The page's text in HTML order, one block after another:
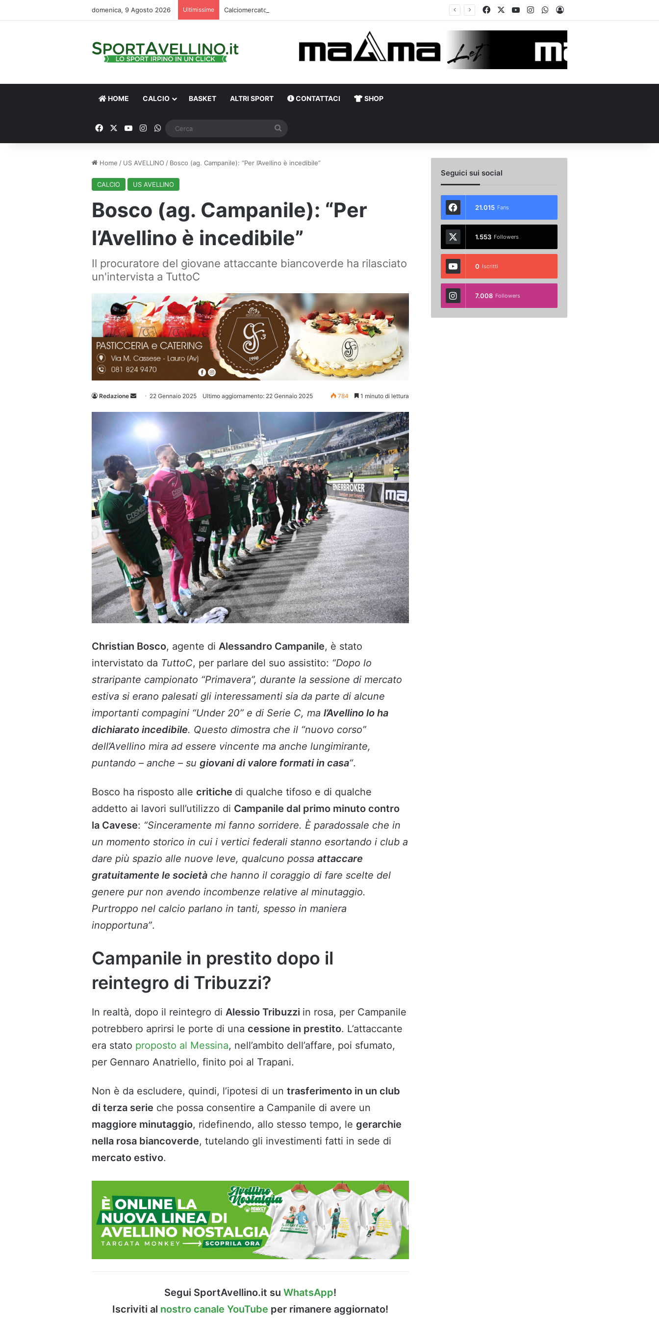
domenica, 9 Agosto 2026 Ultimissime FacebookYou TubeInstagramWhatsApp
Accedi
HOME CALCIO BASKET ALTRI SPORT CONTATTACI SHOP
FacebookYou TubeInstagram
WhatsApp
Home / US AVELLINO / Bosco (ag. Campanile): “Per l’Avellino è incedibile”
CALCIO US AVELLINO
Bosco (ag. Campanile): “Per
l’Avellino è incedibile”
Il procuratore del giovane attaccante biancoverde ha rilasciato
un'intervista a TuttoC
Redazione
Invia 22 Gennaio 2025 Ultimo aggiornamento: 22 Gennaio 2025 784 1 minuto di lettura
Christian Bosco, agente di Alessandro Campanile, è stato
intervistato da TuttoC, per parlare del suo assistito: “Dopo lo
straripante campionato “Primavera”, durante la sessione di mercato
estiva si erano palesati gli interessamenti sia da parte di alcune
importanti compagini “Under 20” e di Serie C, ma l’Avellino lo ha
dichiarato incedibile. Questo dimostra che il “nuovo corso”
dell’Avellino mira ad essere vincente ma anche lungimirante,
puntando – anche – su giovani di valore formati in casa“.
Bosco ha risposto alle critiche di qualche tifoso e di qualche
addetto ai lavori sull’utilizzo di Campanile dal primo minuto contro
la Cavese: “Sinceramente mi fanno sorridere. È paradossale che in
un momento storico in cui i vertici federali stanno esortando i club a
dare più spazio alle nuove leve, qualcuno possa attaccare
gratuitamente le società che hanno il coraggio di fare scelte del
genere pur non avendo incombenze relative al minutaggio.
Purtroppo nel calcio parlano in tanti, spesso in maniera
inopportuna”.
Campanile in prestito dopo il
reintegro di Tribuzzi?
In realtà, dopo il reintegro di Alessio Tribuzzi in rosa, per Campanile
potrebbero aprirsi le porte di una cessione in prestito. L’attaccante
era stato proposto al Messina, nell’ambito dell’affare, poi sfumato,
per Gennaro Anatriello, finito poi al Trapani.
Non è da escludere, quindi, l’ipotesi di un trasferimento in un club
di terza serie che possa consentire a Campanile di avere un
maggiore minutaggio, ridefinendo, allo stesso tempo, le gerarchie
nella rosa biancoverde, tutelando gli investimenti fatti in sede di
mercato estivo.
Segui SportAvellino.it su WhatsApp!
Iscriviti al nostro canale YouTube per rimanere aggiornato!
Seguici sui social
21.015 Fans
1.553 Followers
0 Iscritti
7.008 Followers